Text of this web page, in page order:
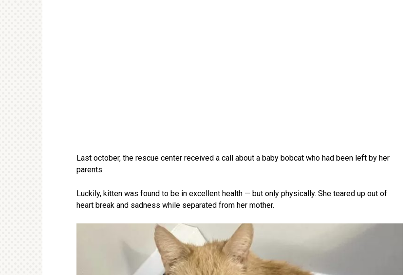
Last october, the rescue center received a call about a baby bobcat who had been left by her
parents.
Luckily, kitten was found to be in excellent health — but only physically. She teared up out of
heart break and sadness while separated from her mother.